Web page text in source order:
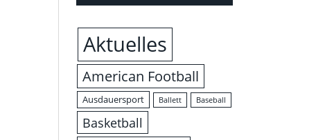
Aktuelles
American Football
Ausdauersport Ballett Baseball
Basketball